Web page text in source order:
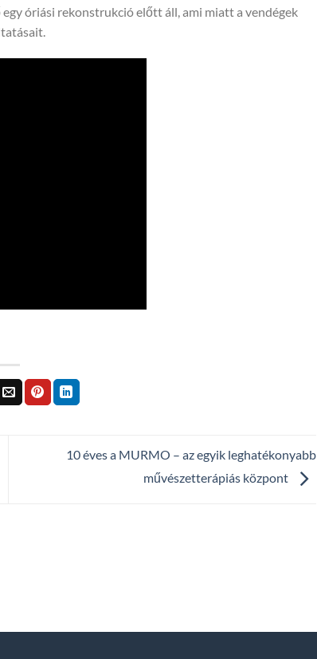
óriási rekonstrukció előtt áll, ami miatt a vendégek
10 éves a MURMO – az egyik leghatékonyabb
művészetterápiás központ